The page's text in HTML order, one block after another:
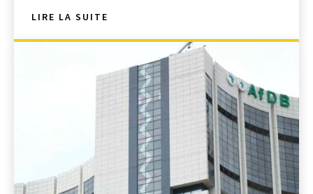
LIRE LA SUITE